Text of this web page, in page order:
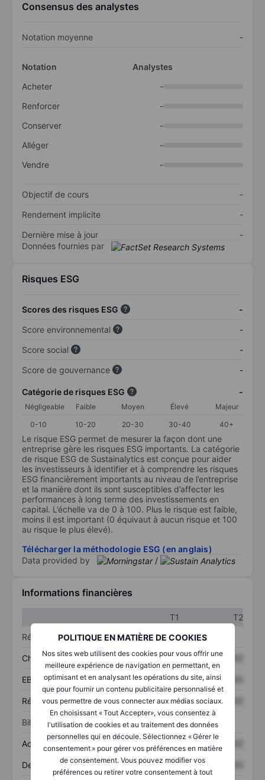
POLITIQUE EN MATIÈRE DE COOKIES
Nos sites web utilisent des cookies pour vous offrir une
meilleure expérience de navigation en permettant, en
optimisant et en analysant les opérations du site, ainsi
que pour fournir un contenu publicitaire personnalisé et
vous permettre de vous connecter aux médias sociaux.
En choisissant « Tout Accepter», vous consentez à
l'utilisation de cookies et au traitement des données
personnelles qui en découle. Sélectionnez « Gérer le
consentement » pour gérer vos préférences en matière
de consentement. Vous pouvez modifier vos
préférences ou retirer votre consentement à tout
Consensus des analystes
Notation moyenne -
Notation
Analystes
Acheter
-
Renforcer
-
Conserver
-
Alléger
-
Vendre
-
Objectif de cours
-
Rendement implicite
-
Dernière mise à jour
-
Données fournies par
Risques ESG
Scores des risques ESG
-
Score environnemental
-
Score social
-
Score de gouvernance
-
Catégorie de risques ESG -
Négligeable Faible Moyen Élevé
Majeur
0-10
10-20 20-30 30-40 40+
Le risque ESG permet de mesurer la façon dont une
entreprise gère les risques ESG importants. La catégorie
de risque ESG de Sustainalytics est conçue pour aider
les investisseurs à identifier et à comprendre les risques
ESG financièrement importants au niveau de l’entreprise
et la manière dont ils sont susceptibles d’affecter les
performances à long terme des investissements en
capital. L’échelle va de 0 à 100. Plus le risque est faible,
moins il est important (0 équivaut à aucun risque et 100
au risque le plus élevé).
Télécharger la méthodologie ESG (en anglais)
Data provided by
/
Informations financières
T1
T2
Résultats
Chiffre d’affaires XXXXXXX XXXXXXX
EBITDA XXXXXXX XXXXXXX
Résultat net XXXXXXX XXXXXXX
Bilan
Actifs totaux XXXXXXX XXXXXXX
Dette totale XXXXXXX